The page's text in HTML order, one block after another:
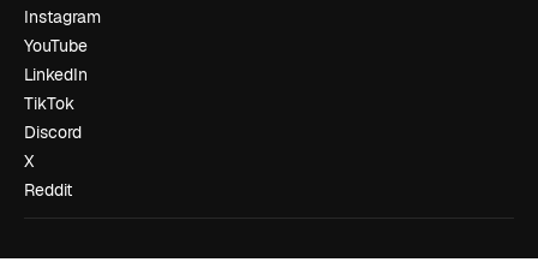
Instagram
YouTube
LinkedIn
TikTok
Discord
X
Reddit